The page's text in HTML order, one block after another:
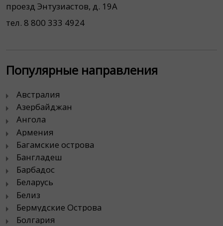
проезд Энтузиастов, д. 19А
тел. 8 800 333 4924
Популярные направления
Австралия
Азербайджан
Ангола
Армения
Багамские острова
Бангладеш
Барбадос
Беларусь
Белиз
Бермудские Острова
Болгария